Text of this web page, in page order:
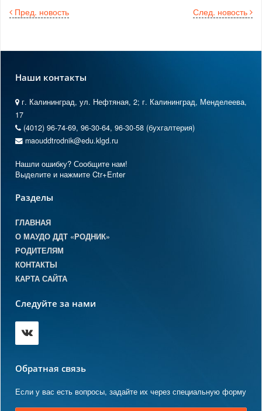
След. новость
Пред. новость
Наши контакты
г. Калининград, ул. Нефтяная, 2; г. Калининград, Менделеева,
17
(4012) 96-74-69, 96-30-64, 96-30-58 (бухгалтерия)
maouddtrodnik@edu.klgd.ru
Нашли ошибку? Сообщите нам!
Выделите и нажмите Ctr+Enter
Разделы
ГЛАВНАЯ
О МАУДО ДДТ «РОДНИК»
РОДИТЕЛЯМ
КОНТАКТЫ
КАРТА САЙТА
Следуйте за нами
Обратная связь
Если у вас есть вопросы, задайте их через специальную форму